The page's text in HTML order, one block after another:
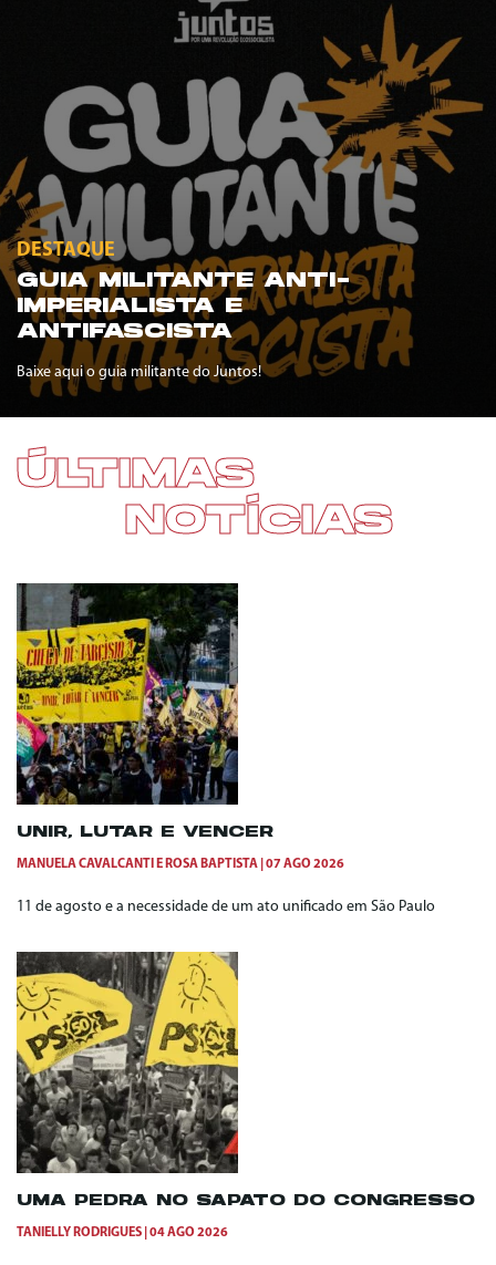
DESTAQUE
GUIA MILITANTE ANTI-
IMPERIALISTA E
ANTIFASCISTA
Baixe aqui o guia militante do Juntos!
ÚLTIMAS
NOTÍCIAS
UNIR, LUTAR E VENCER
MANUELA CAVALCANTI E ROSA BAPTISTA 07 AGO 2026
11 de agosto e a necessidade de um ato unificado em São Paulo
UMA PEDRA NO SAPATO DO CONGRESSO
TANIELLY RODRIGUES 04 AGO 2026